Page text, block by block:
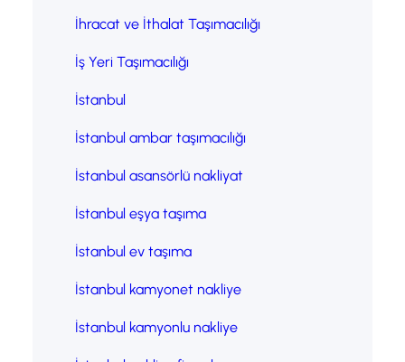
İhracat ve İthalat Taşımacılığı
İş Yeri Taşımacılığı
İstanbul
İstanbul ambar taşımacılığı
İstanbul asansörlü nakliyat
İstanbul eşya taşıma
İstanbul ev taşıma
İstanbul kamyonet nakliye
İstanbul kamyonlu nakliye